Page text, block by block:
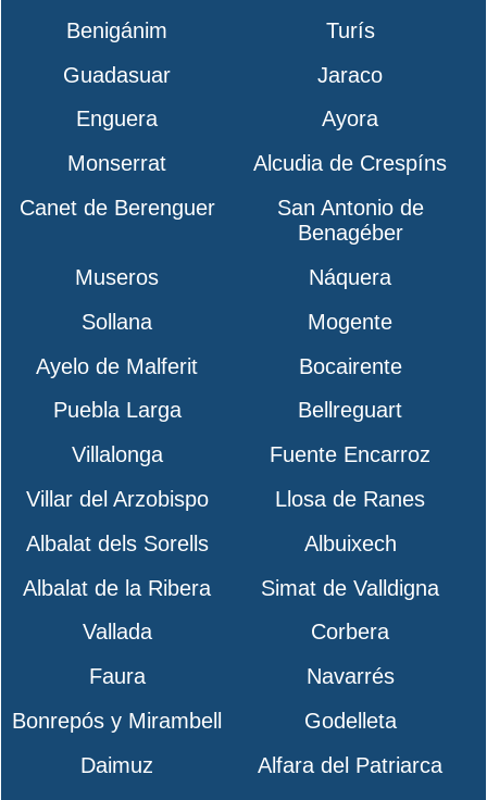
Benigánim
Turís
Guadasuar
Jaraco
Enguera
Ayora
Monserrat
Alcudia de Crespíns
Canet de Berenguer
San Antonio de
Benagéber
Museros
Náquera
Sollana
Mogente
Ayelo de Malferit
Bocairente
Puebla Larga
Bellreguart
Villalonga
Fuente Encarroz
Villar del Arzobispo
Llosa de Ranes
Albalat dels Sorells
Albuixech
Albalat de la Ribera
Simat de Valldigna
Vallada
Corbera
Faura
Navarrés
Bonrepós y Mirambell
Godelleta
Daimuz
Alfara del Patriarca